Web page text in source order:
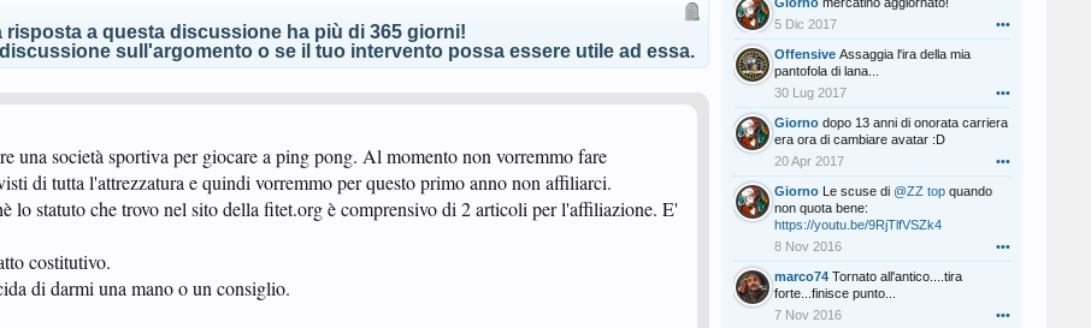
risposta a questa discussione ha più di 365 giorni!
sull'argomento o se il tuo intervento possa essere utile ad essa.
una società sportiva per giocare a ping pong. Al momento non vorremmo fare
di tutta l'attrezzatura e quindi vorremmo per questo primo anno non affiliarci.
lo statuto che trovo nel sito della fitet.org è comprensivo di 2 articoli per l'affiliazione. E'
costitutivo.
di darmi una mano o un consiglio.
5 Dic 2017
•••
Offensive Assaggia l'ira della mia
pantofola di lana...
30 Lug 2017
•••
Giorno dopo 13 anni di onorata carriera
era ora di cambiare avatar :D
20 Apr 2017
•••
Giorno Le scuse di @ZZ top quando
non quota bene:
https://youtu.be/9RjTlfVSZk4
8 Nov 2016
•••
marco74 Tornato all'antico....tira
forte...finisce punto...
7 Nov 2016
•••